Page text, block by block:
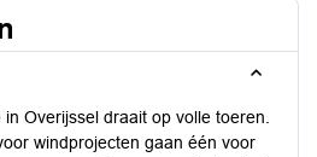
Overijssel draait op volle toeren.
windprojecten gaan één voor